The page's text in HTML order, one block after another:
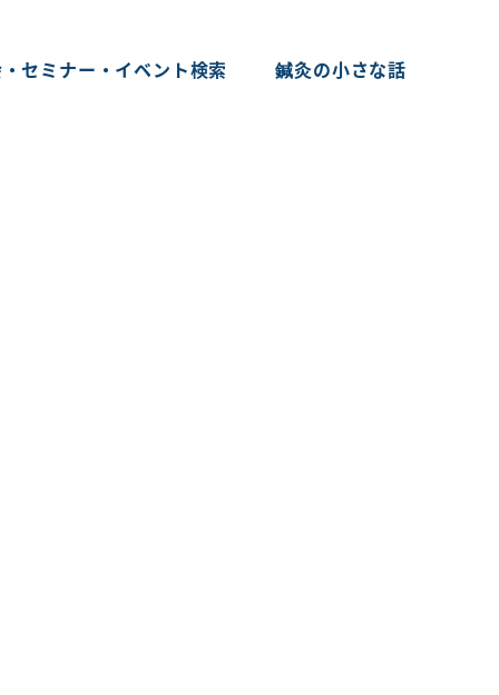
セミナー・イベント検索 鍼灸の小さな話